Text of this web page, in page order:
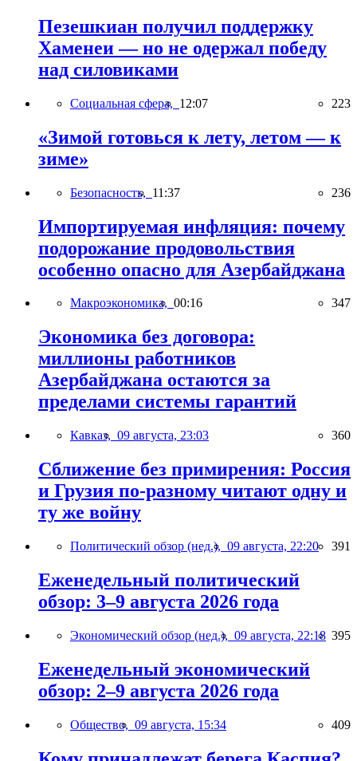
Пезешкиан получил поддержку
Хаменеи — но не одержал победу
над силовиками
Социальная сфера, 12:07 223
«Зимой готовься к лету, летом — к
зиме»
Безопасность, 11:37 236
Импортируемая инфляция: почему
подорожание продовольствия
особенно опасно для Азербайджана
Макроэкономика, 00:16 347
Экономика без договора:
миллионы работников
Азербайджана остаются за
пределами системы гарантий
Кавказ, 09 августа, 23:03 360
Сближение без примирения: Россия
и Грузия по-разному читают одну и
ту же войну
Политический обзор (нед.), 09 августа, 22:20 391
Еженедельный политический
обзор: 3–9 августа 2026 года
Экономический обзор (нед.), 09 августа, 22:18 395
Еженедельный экономический
обзор: 2–9 августа 2026 года
Общество, 09 августа, 15:34 409